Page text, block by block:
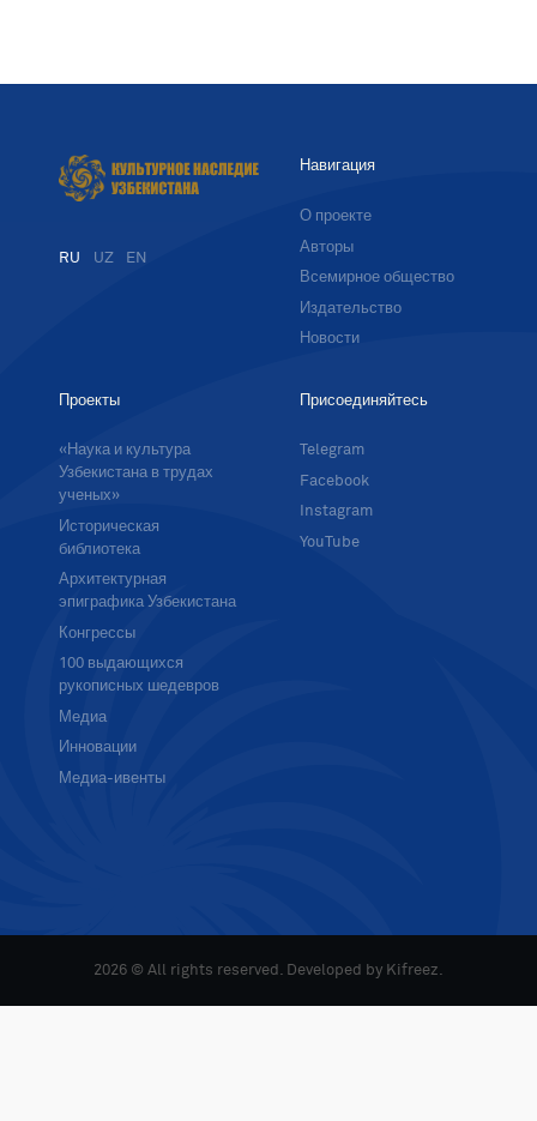
RU UZ EN
Навигация
О проекте
Авторы
Всемирное общество
Издательство
Новости
Проекты
«Наука и культура
Узбекистана в трудах
ученых»
Историческая
библиотека
Архитектурная
эпиграфика Узбекистана
Конгрессы
100 выдающихся
рукописных шедевров
Медиа
Инновации
Медиа-ивенты
Присоединяйтесь
Telegram
Facebook
Instagram
YouTube
2026 © All rights reserved. Developed by Kifreez.